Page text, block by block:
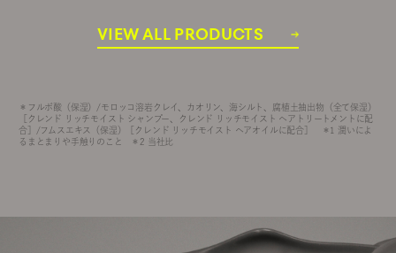
VIEW ALL PRODUCTS
＊フルボ酸（保湿）/モロッコ溶岩クレイ、カオリン、海シルト、腐植土抽出物（全て保湿）
［クレンド リッチモイスト シャンプー、クレンド リッチモイスト ヘアトリートメントに配
合］/フムスエキス（保湿）［クレンド リッチモイスト ヘアオイルに配合］ ＊1 潤いによ
るまとまりや手触りのこと ＊2 当社比